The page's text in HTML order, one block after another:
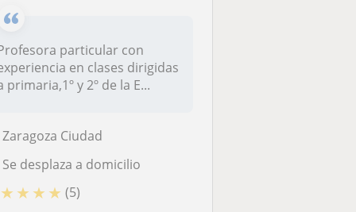
particular con
en clases dirigidas
a primaria,1º y 2º de la E...
Zaragoza Ciudad
Se desplaza a domicilio
★ ★ ★ ★ (5)